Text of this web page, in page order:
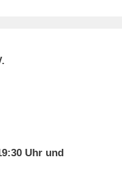
Uhr und